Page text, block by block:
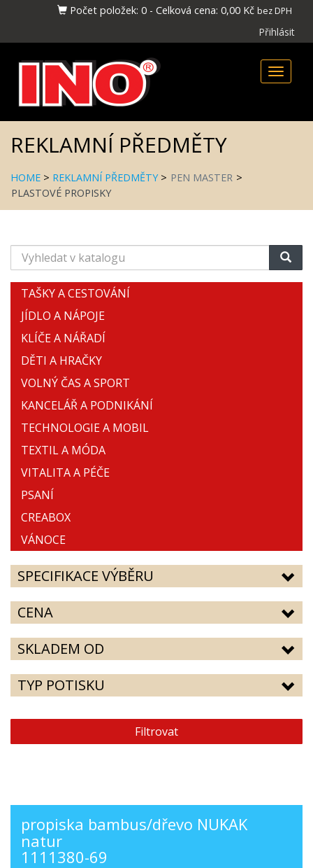
Počet položek: 0 - Celková cena: 0,00 Kč bez DPH
Přihlásit
Toggle
REKLAMNÍ PŘEDMĚTY
HOME > REKLAMNÍ PŘEDMĚTY> PEN MASTER >
PLASTOVÉ PROPISKY
Vyhledat
v
katalogu
TAŠKY A CESTOVÁNÍ
JÍDLO A NÁPOJE
KLÍČE A NÁŘADÍ
DĚTI A HRAČKY
VOLNÝ ČAS A SPORT
KANCELÁŘ A PODNIKÁNÍ
TECHNOLOGIE A MOBIL
TEXTIL A MÓDA
VITALITA A PÉČE
PSANÍ
CREABOX
VÁNOCE
SPECIFIKACE VÝBĚRU
CENA
SKLADEM OD
TYP POTISKU
Filtrovat
propiska bambus/dřevo NUKAK
natur
1111380-69